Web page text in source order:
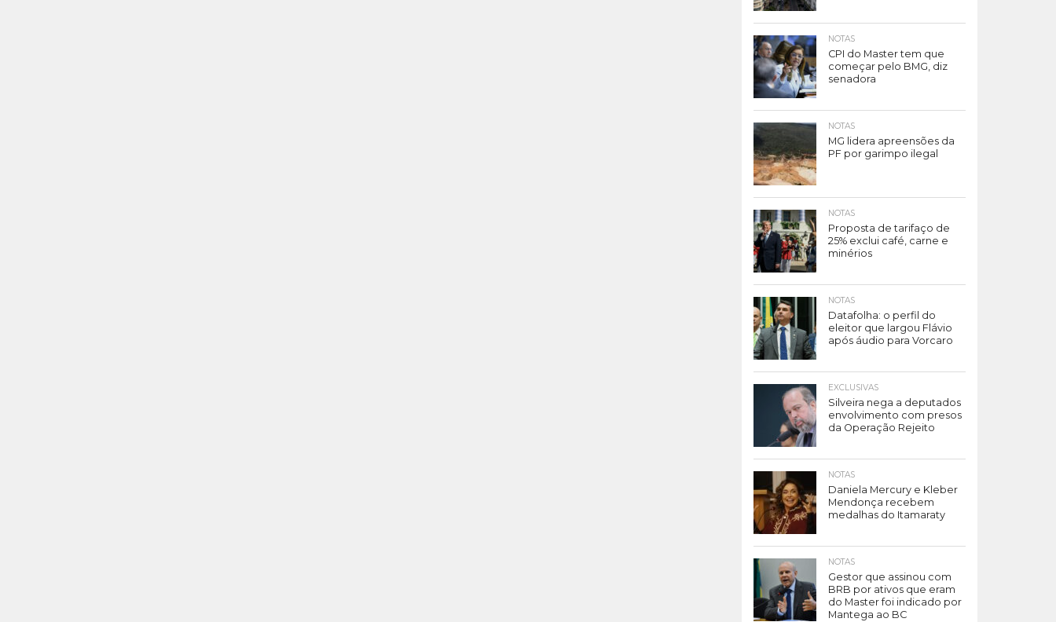
NOTAS
CPI do Master tem que
começar pelo BMG, diz
senadora
NOTAS
MG lidera apreensões da
PF por garimpo ilegal
NOTAS
Proposta de tarifaço de
25% exclui café, carne e
minérios
NOTAS
Datafolha: o perfil do
eleitor que largou Flávio
após áudio para Vorcaro
EXCLUSIVAS
Silveira nega a deputados
envolvimento com presos
da Operação Rejeito
NOTAS
Daniela Mercury e Kleber
Mendonça recebem
medalhas do Itamaraty
NOTAS
Gestor que assinou com
BRB por ativos que eram
do Master foi indicado por
Mantega ao BC